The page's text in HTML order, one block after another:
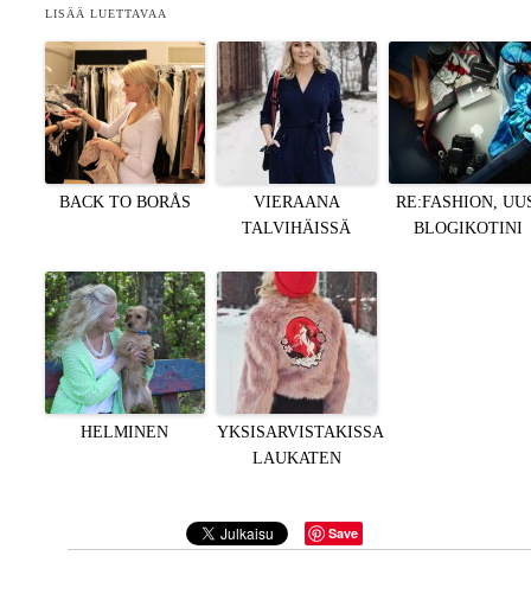
LISÄÄ LUETTAVAA
BACK TO BORÅS
VIERAANA
TALVIHÄISSÄ
RE:FASHION,
BLOGIKOTINI
HELMINEN
YKSISARVISTAKISSA
LAUKATEN
Save